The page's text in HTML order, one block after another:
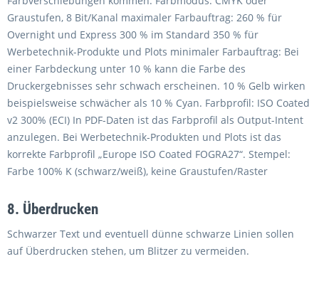
Graustufen, 8 Bit/Kanal maximaler Farbauftrag: 260 % für
Overnight und Express 300 % im Standard 350 % für
Werbetechnik-Produkte und Plots minimaler Farbauftrag: Bei
einer Farbdeckung unter 10 % kann die Farbe des
Druckergebnisses sehr schwach erscheinen. 10 % Gelb wirken
beispielsweise schwächer als 10 % Cyan. Farbprofil: ISO Coated
v2 300% (ECI) In PDF-Daten ist das Farbprofil als Output-Intent
anzulegen. Bei Werbetechnik-Produkten und Plots ist das
korrekte Farbprofil „Europe ISO Coated FOGRA27“. Stempel:
Farbe 100% K (schwarz/weiß), keine Graustufen/Raster
8. Überdrucken
Schwarzer Text und eventuell dünne schwarze Linien sollen
auf Überdrucken stehen, um Blitzer zu vermeiden.